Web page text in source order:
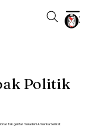
Politik
Tak gentar meladeni Amerika Serikat.